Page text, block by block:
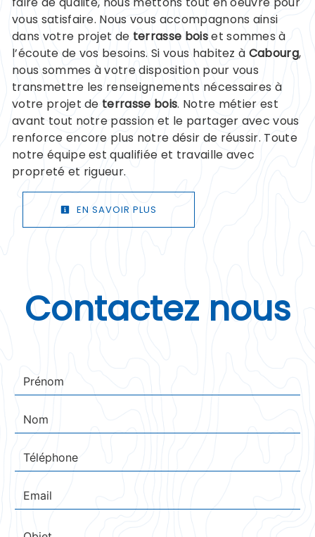
vous satisfaire. Nous vous accompagnons ainsi
dans votre projet de terrasse boiset sommes à
l’écoute de vos besoins. Si vous habitez à Cabourg,
nous sommes à votre disposition pour vous
transmettre les renseignements nécessaires à
votre projet de terrasse bois. Notre métier est
avant tout notre passion et le partager avec vous
renforce encore plus notre désir de réussir. Toute
notre équipe est qualifiée et travaille avec
propreté et rigueur.
EN SAVOIR PLUS
Contactez nous